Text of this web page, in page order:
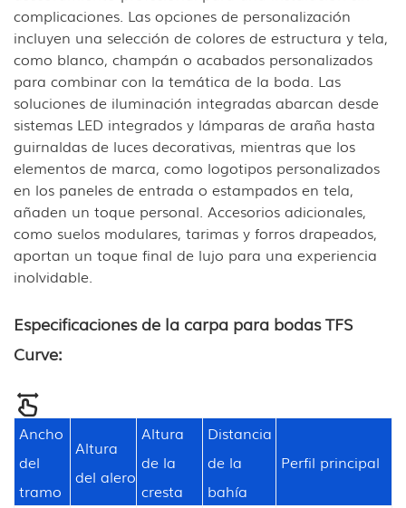
complicaciones. Las opciones de personalización
incluyen una selección de colores de estructura y tela,
como blanco, champán o acabados personalizados
para combinar con la temática de la boda. Las
soluciones de iluminación integradas abarcan desde
sistemas LED integrados y lámparas de araña hasta
guirnaldas de luces decorativas, mientras que los
elementos de marca, como logotipos personalizados
en los paneles de entrada o estampados en tela,
añaden un toque personal. Accesorios adicionales,
como suelos modulares, tarimas y forros drapeados,
aportan un toque final de lujo para una experiencia
inolvidable.
Especificaciones de la carpa para bodas TFS
Curve:
Ancho
del
tramo
Altura
del alero
Altura
de la
cresta
Distancia
de la
bahía
Perfil principal